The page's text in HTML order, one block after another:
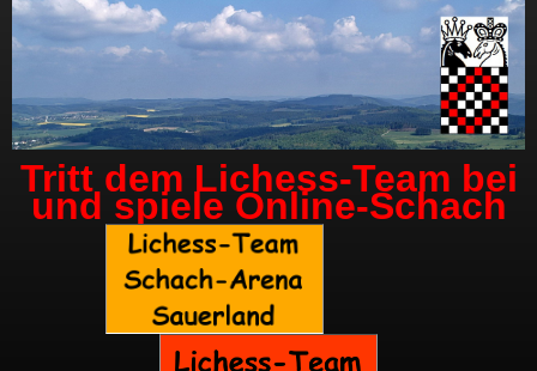
Tritt dem Lichess-Team bei
und spiele Online-Schach